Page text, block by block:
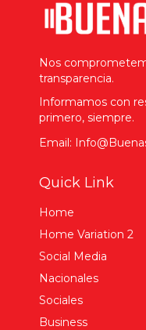
Nos
transparencia.
Informamos con
primero, siempre.
Email:
Quick Link
Home
Home Variation 2
Social Media
Nacionales
Sociales
Business